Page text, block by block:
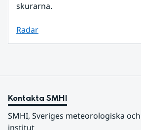
skurarna.
Radar
Kontakta SMHI
SMHI, Sveriges meteorologiska
institut